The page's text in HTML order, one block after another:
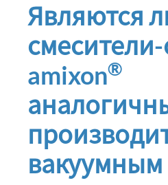
Являются
amixon®
вакуумным